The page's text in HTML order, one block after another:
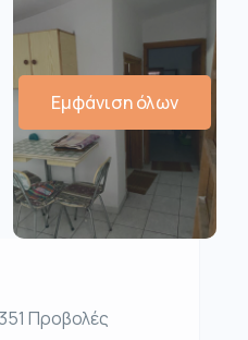
Εμφάνιση όλων
Προβολές